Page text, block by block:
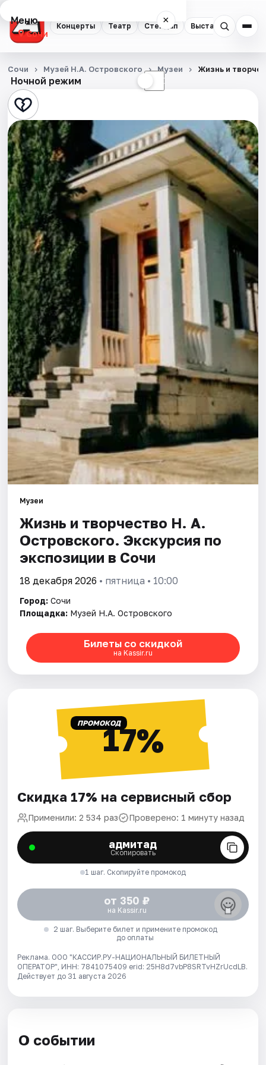
Концерты Театр Стендап Выставки
Меню ×
Сочи
Концерты
Театр
Стендап
Выставки
Квесты
Экскурсии
Спорт
События
Города
Площадки
Артисты
Рейтинги
Ночной режим ☾
Сочи Музей Н.А. Островского Музеи Жизнь и
Музеи
Жизнь и творчество Н. А.
Островского. Экскурсия по
экспозиции в Сочи
18 декабря 2026 • пятница • 10:00
Город: Сочи
Площадка: Музей Н.А. Островского
Билеты со скидкой
на Kassir.ru
ПРОМОКОД17%
Скидка 17% на сервисный сбор
Применили: 2 534 раз Проверено: 1 минуту назад
адмитад
Скопировать
1 шаг. Скопируйте промокод
от 350 ₽
на Kassir.ru
2 шаг. Выберите билет и примените промокод
до оплаты
Реклама. ООО "КАССИР.РУ-НАЦИОНАЛЬНЫЙ БИЛЕТНЫЙ
ОПЕРАТОР", ИНН: 7841075409 erid: 25H8d7vbP8SRTvHZrUcdLB.
Действует до 31 августа 2026
О событии